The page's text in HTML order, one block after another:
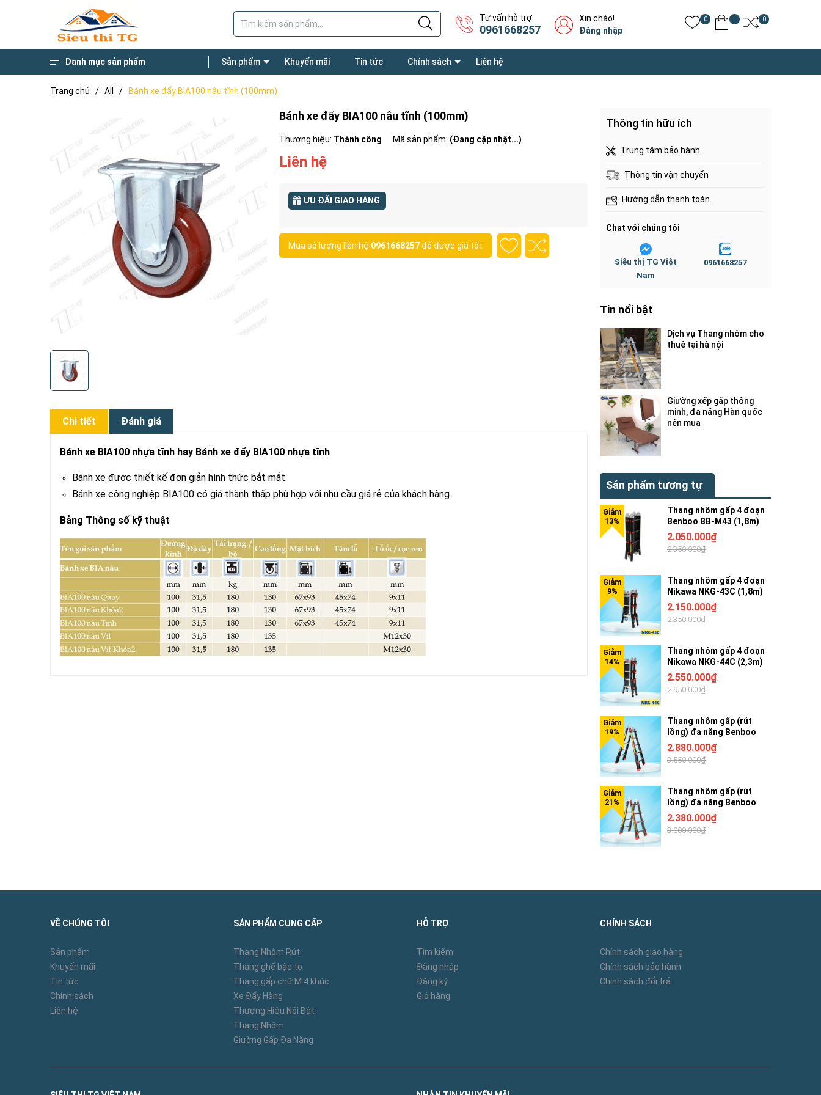
Tư vấn hỗ trợ
0961668257
Xin chào!
Đăng nhập
0 0
Danh mục sản phẩm Sản phẩm Khuyến mãi Tin tức Chính sách Liên hệ
Trang chủ / All / Bánh xe đẩy BIA100 nâu tĩnh (100mm)
Bánh xe đẩy BIA100 nâu tĩnh (100mm)
Thương hiệu: Thành công Mã sản phẩm: (Đang cập nhật...)
Liên hệ
ƯU ĐÃI GIAO HÀNG
Mua số lượng liên hệ 0961668257để được giá tốt
Chi tiết Đánh giá
Bánh xe BIA100 nhựa tĩnh hay Bánh xe đẩy BIA100 nhựa tĩnh
Bánh xe được thiết kế đơn giản hình thức bắt mắt.
Bánh xe công nghiệp BIA100 có giá thành thấp phù hợp với nhu cầu giá rẻ của khách hàng.
Bảng Thông số kỹ thuật
Thông tin hữu ích
Trung tâm bảo hành
Thông tin vận chuyển
Hướng dẫn thanh toán
Chat với chúng tôi
Siêu thị TG Việt
Nam
0961668257
Tin nổi bật
Dịch vụ Thang nhôm cho
thuê tại hà nội
Giường xếp gấp thông
minh, đa năng Hàn quốc
nên mua
Sản phẩm tương tự
Thang nhôm gấp 4 đoạn
Benboo BB-M43 (1,8m)
2.050.000₫
2.350.000₫
Thang nhôm gấp 4 đoạn
Nikawa NKG-43C (1,8m)
2.150.000₫
2.350.000₫
Thang nhôm gấp 4 đoạn
Nikawa NKG-44C (2,3m)
2.550.000₫
2.950.000₫
Thang nhôm gấp (rút
lồng) đa năng Benboo
BB-45G 5 bậc khóa gạt
2.880.000₫
3.550.000₫
Thang nhôm gấp (rút
lồng) đa năng Benboo
BB-44G 4 bậc khóa gạt
2.380.000₫
3.000.000₫
VỀ CHÚNG TÔI
Sản phẩm
Khuyến mãi
Tin tức
Chính sách
Liên hệ
SẢN PHẨM CUNG CẤP
Thang Nhôm Rút
Thang ghế bậc to
Thang gấp chữ M 4 khúc
Xe Đẩy Hàng
Thương Hiệu Nổi Bật
Thang Nhôm
Giường Gấp Đa Năng
HỖ TRỢ
Tìm kiếm
Đăng nhập
Đăng ký
Giỏ hàng
CHÍNH SÁCH
Chính sách giao hàng
Chính sách bảo hành
Chính sách đổi trả